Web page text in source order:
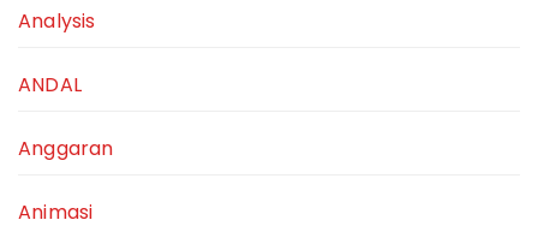
Analysis
ANDAL
Anggaran
Animasi